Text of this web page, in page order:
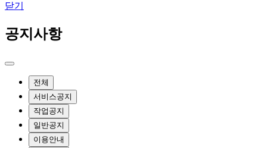
닫기
공지사항
전체
서비스공지
작업공지
일반공지
이용안내